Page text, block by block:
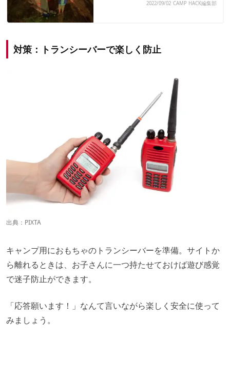
2022/09/02 CAMP HACK編集部
対策：トランシーバーで楽しく防止
出典： PIXTA
キャンプ用におもちゃのトランシーバーを準備。サイトか
ら離れるときは、お子さんに一つ持たせておけば遊び感覚
で迷子防止ができます。
「応答願います！」なんて言いながら楽しく安全に使って
みましょう。